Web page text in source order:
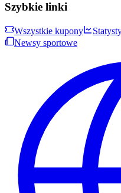
Szybkie linki
Wszystkie kupony
Newsy sportowe